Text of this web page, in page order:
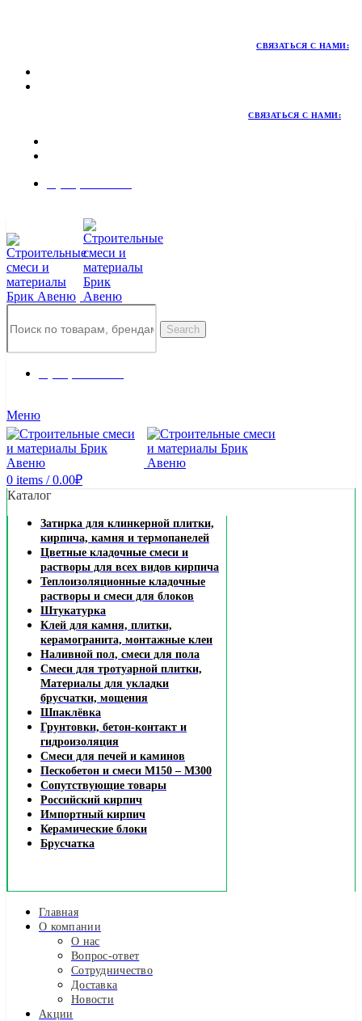
СВЯЗАТЬСЯ С НАМИ:
СВЯЗАТЬСЯ С НАМИ:
Search
Меню
0 items / 0.00₽
Каталог
Затирка для клинкерной плитки,
кирпича, камня и термопанелей
Цветные кладочные смеси и
растворы для всех видов кирпича
Теплоизоляционные кладочные
растворы и смеси для блоков
Штукатурка
Клей для камня, плитки,
керамогранита, монтажные клеи
Наливной пол, смеси для пола
Смеси для тротуарной плитки,
Материалы для укладки
брусчатки, мощения
Шпаклёвка
Грунтовки, бетон-контакт и
гидроизоляция
Смеси для печей и каминов
Пескобетон и смеси М150 – М300
Сопутствующие товары
Российский кирпич
Импортный кирпич
Керамические блоки
Брусчатка
Главная
О компании
О нас
Вопрос-ответ
Сотрудничество
Доставка
Новости
Акции